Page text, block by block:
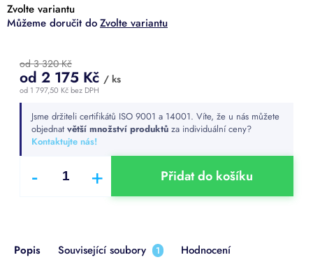
Zvolte variantu
Zvolte variantu
od 3 320 Kč
od 2 175 Kč / ks
od 1 797,50 Kčbez DPH
cena:Jsme držiteli certifikátů ISO 9001 a 14001. Víte, že u nás můžete
objednat větší množství produktů za individuální ceny?
Kontaktujte nás!
Přidat do košíku
Popis Související soubory 1
Hodnocení